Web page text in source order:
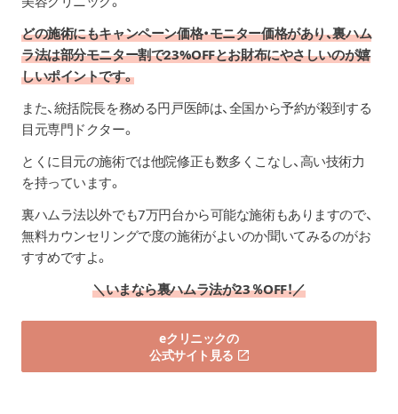
どの施術にもキャンペーン価格・モニター価格があり、裏ハム
ラ法は部分モニター割で23%OFFとお財布にやさしいのが嬉
しいポイントです。
また、統括院長を務める円戸医師は、全国から予約が殺到する
目元専門ドクター。
とくに目元の施術では他院修正も数多くこなし、高い技術力
を持っています。
裏ハムラ法以外でも7万円台から可能な施術もありますので、
無料カウンセリングで度の施術がよいのか聞いてみるのがお
すすめですよ。
＼いまなら裏ハムラ法が23％OFF！／
eクリニックの
公式サイト見る